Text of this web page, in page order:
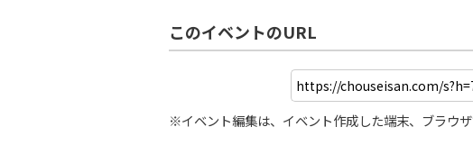
このイベントのURL
※イベント編集は、イベント作成した端末、ブラウ